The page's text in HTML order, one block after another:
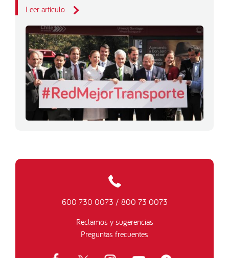
Leer artículo
600 730 0073 / 800 73 0073
Reclamos y sugerencias
Preguntas frecuentes